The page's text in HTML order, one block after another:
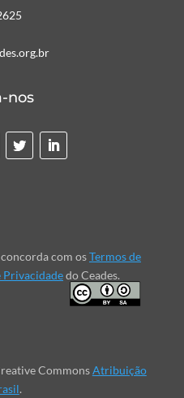
nos
com osTermos de
Privacidadedo Ceades.
CommonsAtribuição
.